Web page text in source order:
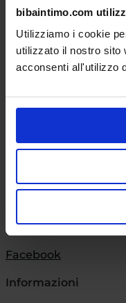
bibaintimo.com
Utilizziamo i cookie
utilizzato il nostro sito
acconsenti all'utilizzo
maggior
Mobile: +39
Numero REA: MI –
Facebook
Informazioni